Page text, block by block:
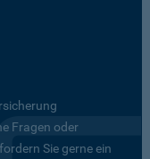
Fragen oder
Sie gerne ein